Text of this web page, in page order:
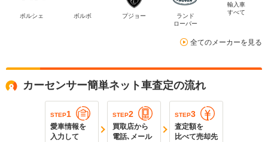
ポルシェ ボルボ プジョー
ランド
ローバー
輸入車
すべて
全てのメーカーを見る
カーセンサー簡単ネット車査定の流れ
STEP1
愛車情報を
入力して
STEP2
買取店から
電話､メール
STEP3
査定額を
比べて売却先